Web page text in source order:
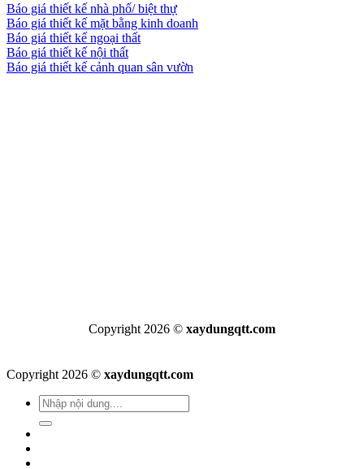
Báo giá thiết kế nhà phố/ biệt thự
Báo giá thiết kế mặt bằng kinh doanh
Báo giá thiết kế ngoại thất
Báo giá thiết kế nội thất
Báo giá thiết kế cảnh quan sân vườn
Copyright 2026 © xaydungqtt.com
Copyright 2026 © xaydungqtt.com